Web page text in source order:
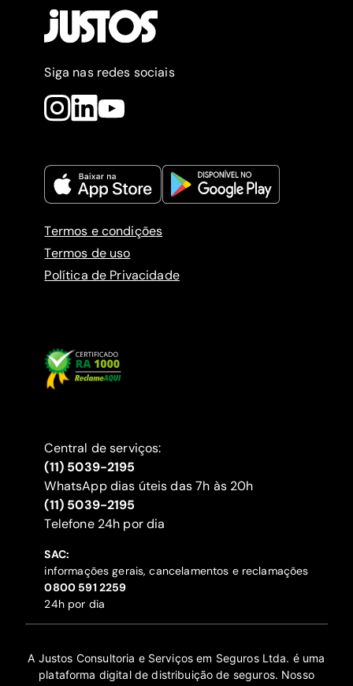
Siga nas redes sociais
Termos e condições
Termos de uso
Política de Privacidade
Central de serviços:
(11) 5039-2195
WhatsApp dias úteis das 7h às 20h
(11) 5039-2195
‍Telefone 24h por dia
SAC:
informações gerais, cancelamentos e reclamações
‍0800 591 2259
24h por dia
A Justos Consultoria e Serviços em Seguros Ltda. é uma
plataforma digital de distribuição de seguros. Nosso